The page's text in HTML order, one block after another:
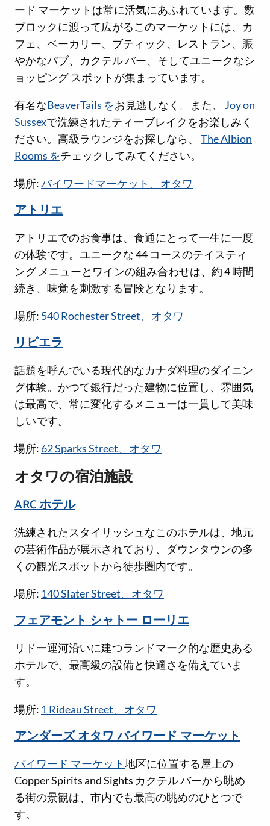
ード マーケットは常に活気にあふれています。数
ブロックに渡って広がるこのマーケットには、カ
フェ、ベーカリー、ブティック、レストラン、賑
やかなパブ、カクテル バー、そしてユニークなシ
ョッピング スポットが集まっています。
有名なBeaverTails をお見逃しなく。また、 Joy on
Sussexで洗練されたティーブレイクをお楽しみく
ださい。高級ラウンジをお探しなら、 The Albion
Rooms をチェックしてみてください。
場所:バイワードマーケット、オタワ
アトリエ
アトリエでのお食事は、食通にとって一生に一度
の体験です。ユニークな 44 コースのテイスティ
ング メニューとワインの組み合わせは、約 4 時間
続き、味覚を刺激する冒険となります。
場所: 540 Rochester Street、オタワ
リビエラ
話題を呼んでいる現代的なカナダ料理のダイニン
グ体験。かつて銀行だった建物に位置し、雰囲気
は最高で、常に変化するメニューは一貫して美味
しいです。
場所: 62 Sparks Street、オタワ
オタワの宿泊施設
ARC ホテル
洗練されたスタイリッシュなこのホテルは、地元
の芸術作品が展示されており、ダウンタウンの多
くの観光スポットから徒歩圏内です。
場所: 140 Slater Street、オタワ
フェアモント シャトー ローリエ
リドー運河沿いに建つランドマーク的な歴史ある
ホテルで、最高級の設備と快適さを備えていま
す。
場所: 1 Rideau Street、オタワ
アンダーズ オタワ バイワード マーケット
バイワード マーケット地区に位置する屋上の
Copper Spirits and Sights カクテル バーから眺め
る街の景観は、市内でも最高の眺めのひとつで
す。